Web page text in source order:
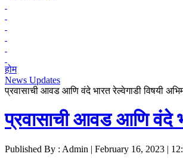
होम
News Updates
प्रवासाची आवड आणि वंदे भारत रेल्वेगाडी विषयी
प्रवासाची आवड आणि वंदे
Published By : Admin | February 16, 2023 |